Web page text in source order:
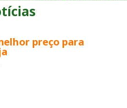
preço para